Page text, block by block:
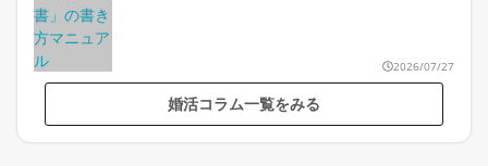
2026/07/27
婚活コラム一覧をみる